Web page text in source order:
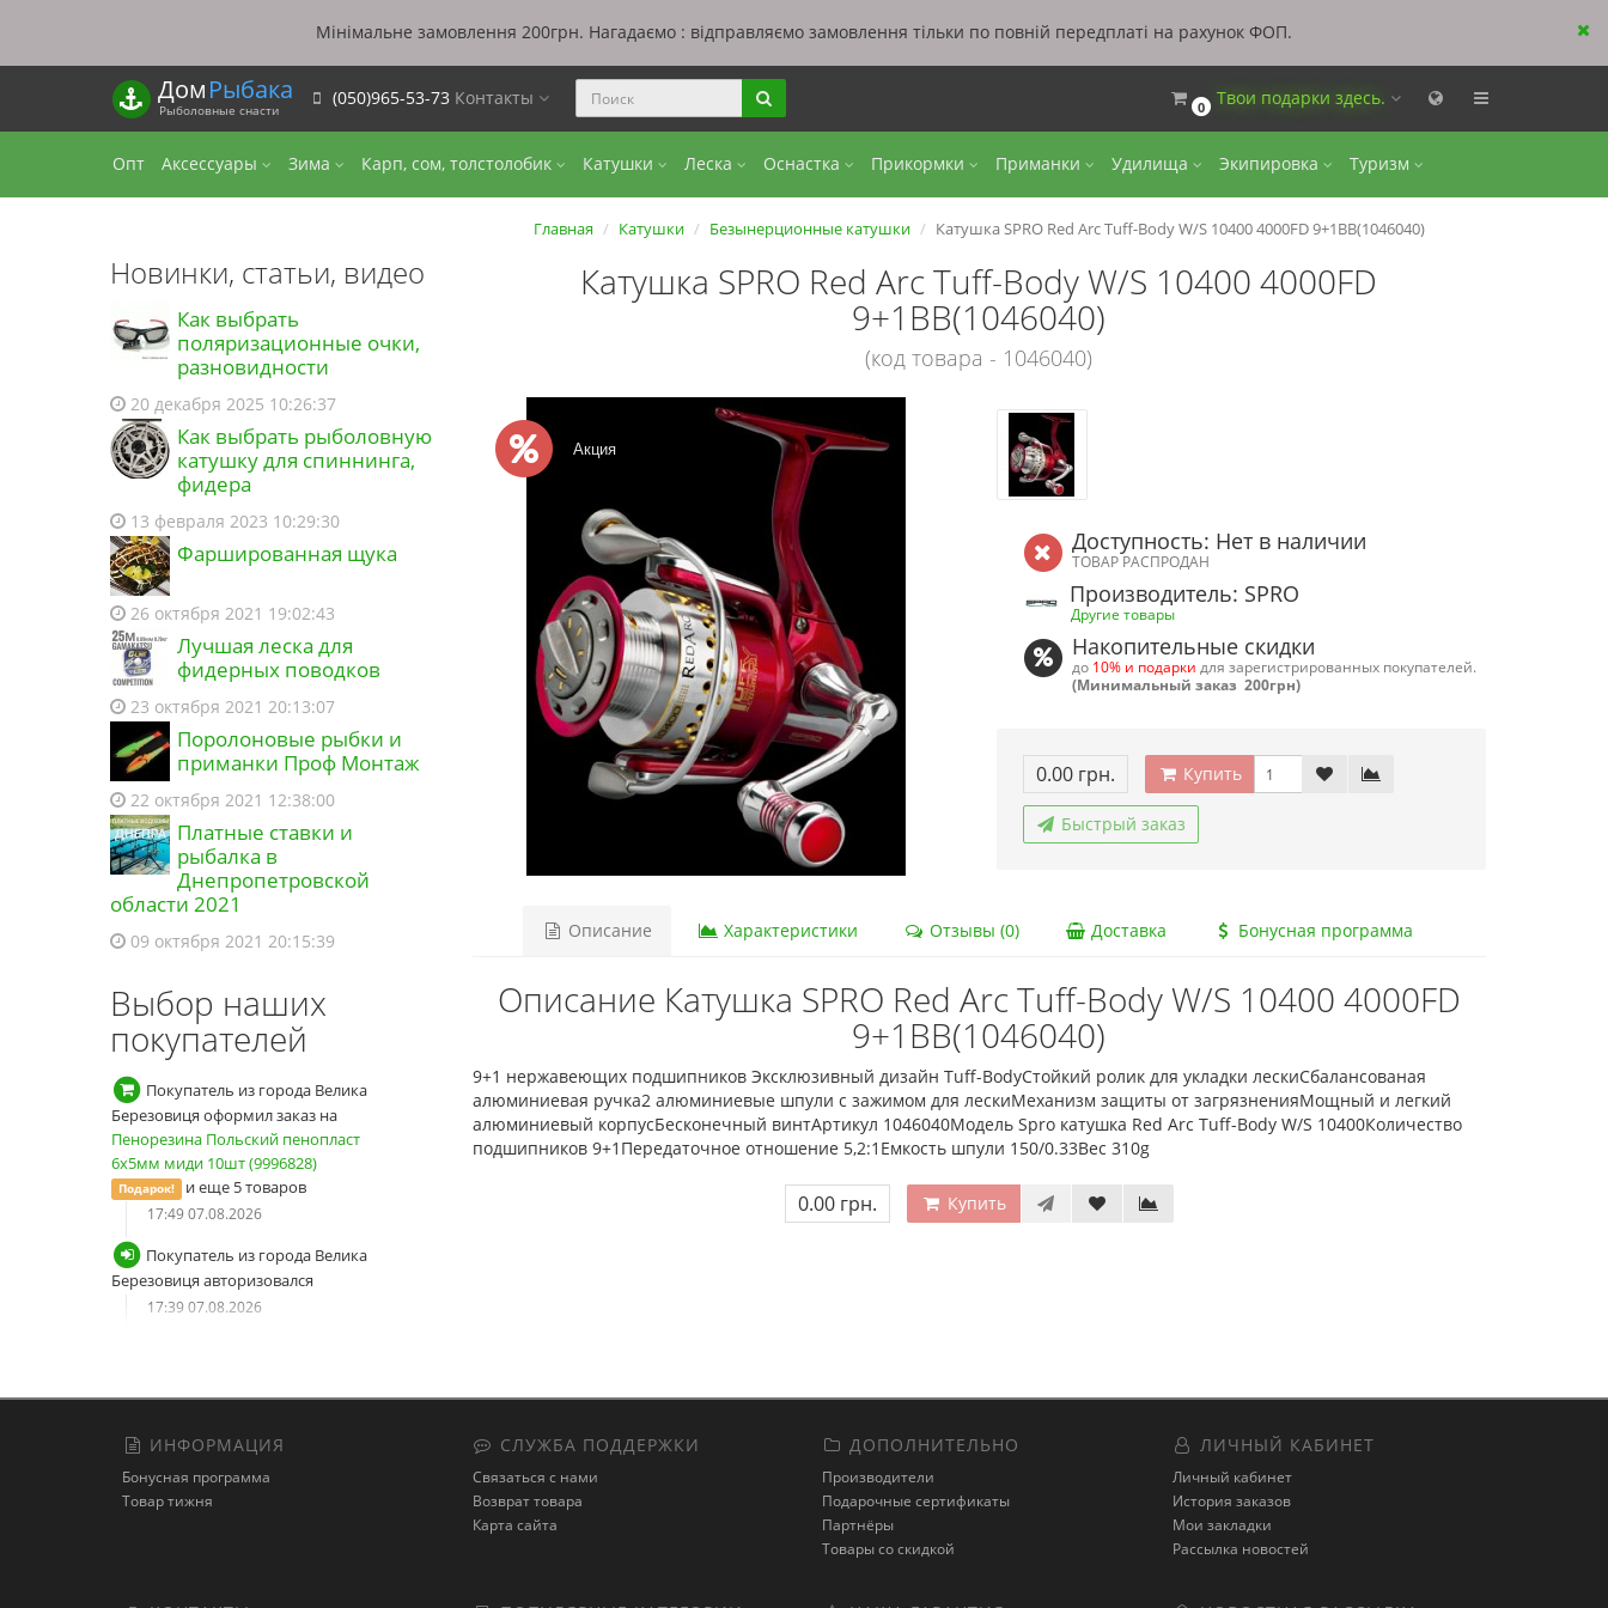
Мінімальне замовлення 200грн. Нагадаємо : відправляємо замовлення тільки по повній передплаті на рахунок ФОП.
ДомРыбака
Рыболовные снасти
(050)965-53-73 Контакты 0 Твои подарки здесь.
Опт Аксессуары Зима Карп, сом, толстолобик Катушки Леска Оснастка Прикормки Приманки Удилища Экипировка Туризм
Новинки, статьи, видео
Как выбрать
поляризационные очки,
разновидности
20 декабря 2025 10:26:37
Как выбрать рыболовную
катушку для спиннинга,
фидера
13 февраля 2023 10:29:30
Фаршированная щука
26 октября 2021 19:02:43
Лучшая леска для
фидерных поводков
23 октября 2021 20:13:07
Поролоновые рыбки и
приманки Проф Монтаж
22 октября 2021 12:38:00
Платные ставки и
рыбалка в
Днепропетровской
области 2021
09 октября 2021 20:15:39
Выбор наших
покупателей
Покупатель из города Велика
Березовиця оформил заказ на
Пенорезина Польский пенопласт
6х5мм миди 10шт (9996828)
Подарок! и еще 5 товаров
17:49 07.08.2026
Покупатель из города Велика
Березовиця авторизовался
17:39 07.08.2026
учетной записи
Березовиця запросил новый
пароль
Главная Катушки Безынерционные катушки Катушка SPRO Red Arc Tuff-Body W/S 10400 4000FD 9+1BB(1046040)
Катушка SPRO Red Arc Tuff-Body W/S 10400 4000FD
9+1BB(1046040)
(код товара - 1046040)
Акция
Доступность: Нет в наличии
ТОВАР РАСПРОДАН
Производитель: SPRO
Другие товары
Накопительные скидки
до 10% и подарки для зарегистрированных покупателей.
(Минимальный заказ 200грн)
0.00 грн. Купить
Быстрый заказ
Описание Характеристики Отзывы (0) Доставка Бонусная программа
Описание Катушка SPRO Red Arc Tuff-Body W/S 10400 4000FD
9+1BB(1046040)
9+1 нержавеющих подшипников Эксклюзивный дизайн Tuff-BodyСтойкий ролик для укладки лескиСбалансованая
алюминиевая ручка2 алюминиевые шпули с зажимом для лескиМеханизм защиты от загрязненияМощный и легкий
алюминиевый корпусБесконечный винтАртикул 1046040Модель Spro катушка Red Arc Tuff-Body W/S 10400Количество
подшипников 9+1Передаточное отношение 5,2:1Емкость шпули 150/0.33Вес 310g
0.00 грн. Купить
ИНФОРМАЦИЯ
Бонусная программа
Товар тижня
СЛУЖБА ПОДДЕРЖКИ
Связаться с нами
Возврат товара
Карта сайта
ДОПОЛНИТЕЛЬНО
Производители
Подарочные сертификаты
Партнёры
Товары со скидкой
ЛИЧНЫЙ КАБИНЕТ
Личный кабинет
История заказов
Мои закладки
Рассылка новостей